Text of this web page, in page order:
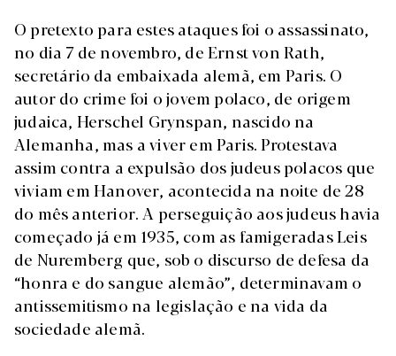
O pretexto para estes ataques foi o assassinato,
no dia 7 de novembro, de Ernst von Rath,
secretário da embaixada alemã, em Paris. O
autor do crime foi o jovem polaco, de origem
judaica, Herschel Grynspan, nascido na
Alemanha, mas a viver em Paris. Protestava
assim contra a expulsão dos judeus polacos que
viviam em Hanover, acontecida na noite de 28
do mês anterior. A perseguição aos judeus havia
começado já em 1935, com as famigeradas Leis
de Nuremberg que, sob o discurso de defesa da
“honra e do sangue alemão”, determinavam o
antissemitismo na legislação e na vida da
sociedade alemã.